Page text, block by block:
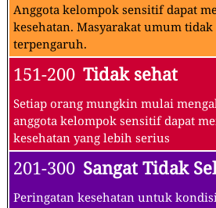
Anggota kelompok sensitif dapat
kesehatan. Masyarakat umum
terpengaruh.
151-200 Tidak sehat
Setiap orang mungkin mulai
anggota kelompok sensitif dapat
kesehatan yang lebih serius
201-300 Sangat Tidak
Peringatan kesehatan untuk